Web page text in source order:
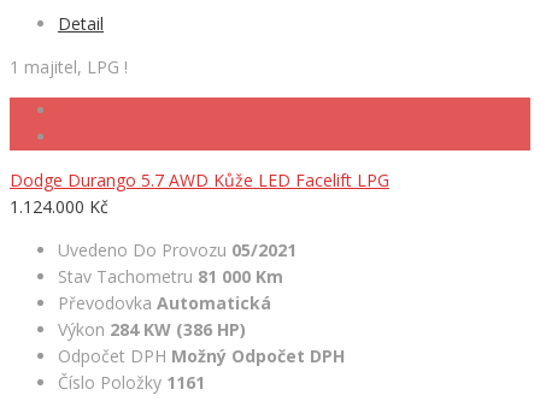
Detail
1 majitel, LPG !
Dodge Durango 5.7 AWD Kůže LED Facelift LPG
1.124.000 Kč
Uvedeno Do Provozu 05/2021
Stav Tachometru 81 000 Km
Převodovka Automatická
Výkon 284 KW (386 HP)
Odpočet DPH Možný Odpočet DPH
Číslo Položky 1161